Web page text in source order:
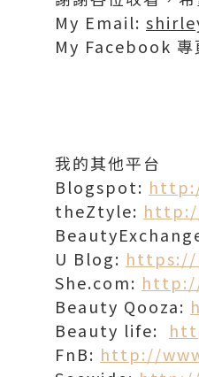
My Email:
My Facebook 專
我的其他平台
Blogspot:
theZtyle:
U Blog: https://
She.com:
Beauty Qooza:
Beauty life:
FnB: http://